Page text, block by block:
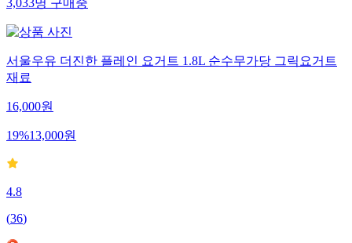
3,033명구매중
서울우유 더진한 플레인 요거트 1.8L 순수무가당 그릭요거트
재료
16,000원
19%13,000원
4.8
(36)